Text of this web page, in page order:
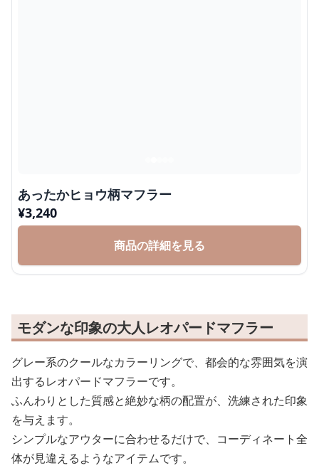
あったかヒョウ柄マフラー
¥3,240
商品の詳細を見る
モダンな印象の大人レオパードマフラー
グレー系のクールなカラーリングで、都会的な雰囲気を演
出するレオパードマフラーです。
ふんわりとした質感と絶妙な柄の配置が、洗練された印象
を与えます。
シンプルなアウターに合わせるだけで、コーディネート全
体が見違えるようなアイテムです。